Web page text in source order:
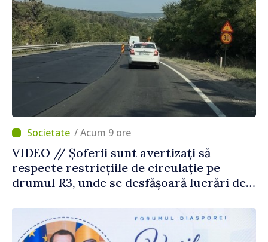
/ Acum 9 ore
VIDEO // Șoferii sunt avertizați să
respecte restricțiile de circulație pe
drumul R3, unde se desfășoară lucrări de